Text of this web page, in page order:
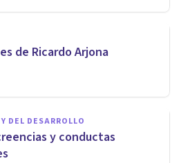
de Ricardo Arjona
DEL DESARROLLO
y conductas